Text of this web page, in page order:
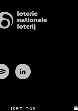
Lisez nos